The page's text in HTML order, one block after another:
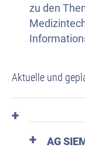
zu den
Aktuelle und
AG SIEM